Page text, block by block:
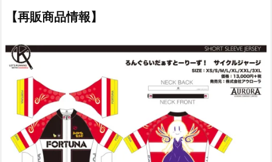
【再販商品情報】